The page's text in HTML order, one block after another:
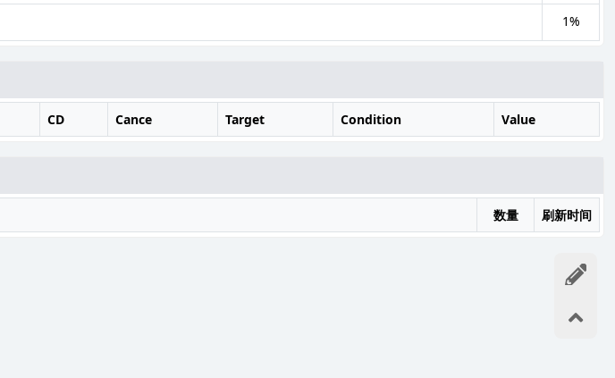
1%
CD Cance Target Condition Value
数量 刷新时间